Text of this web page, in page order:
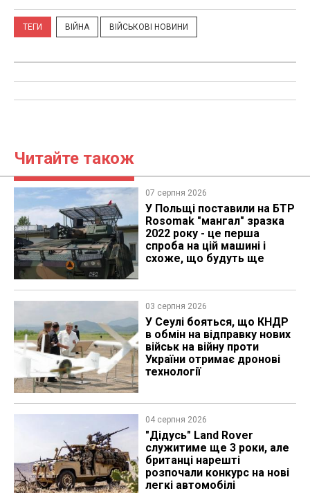
ТЕГИ ВІЙНА ВІЙСЬКОВІ НОВИНИ
Читайте також
07 серпня 2026
У Польщі поставили на БТР
Rosomak "мангал" зразка
2022 року - це перша
спроба на цій машині і
схоже, що будуть ще
03 серпня 2026
У Сеулі бояться, що КНДР
в обмін на відправку нових
військ на війну проти
України отримає дронові
технології
04 серпня 2026
"Дідусь" Land Rover
служитиме ще 3 роки, але
британці нарешті
розпочали конкурс на нові
легкі автомобілі